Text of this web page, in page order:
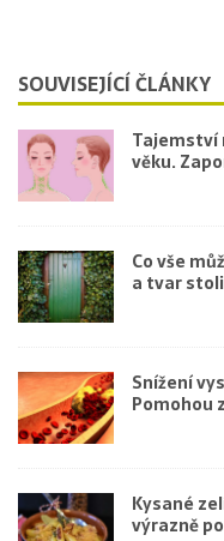
SOUVISEJÍCÍ ČLÁNKY
Tajemství
věku.
Co vše
a tvar
Snížení
Pomohou
Kysané
výrazně